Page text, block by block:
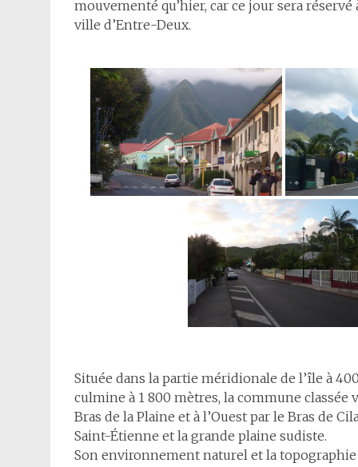
mouvementé qu’hier, car ce jour sera
ville d’Entre-Deux.
Située dans la partie méridionale de l’île à
culmine à 1 800 mètres, la commune classée
Bras de la Plaine et à l’Ouest par le Bras de
Saint-Étienne et la grande plaine sudiste.
Son environnement naturel et la